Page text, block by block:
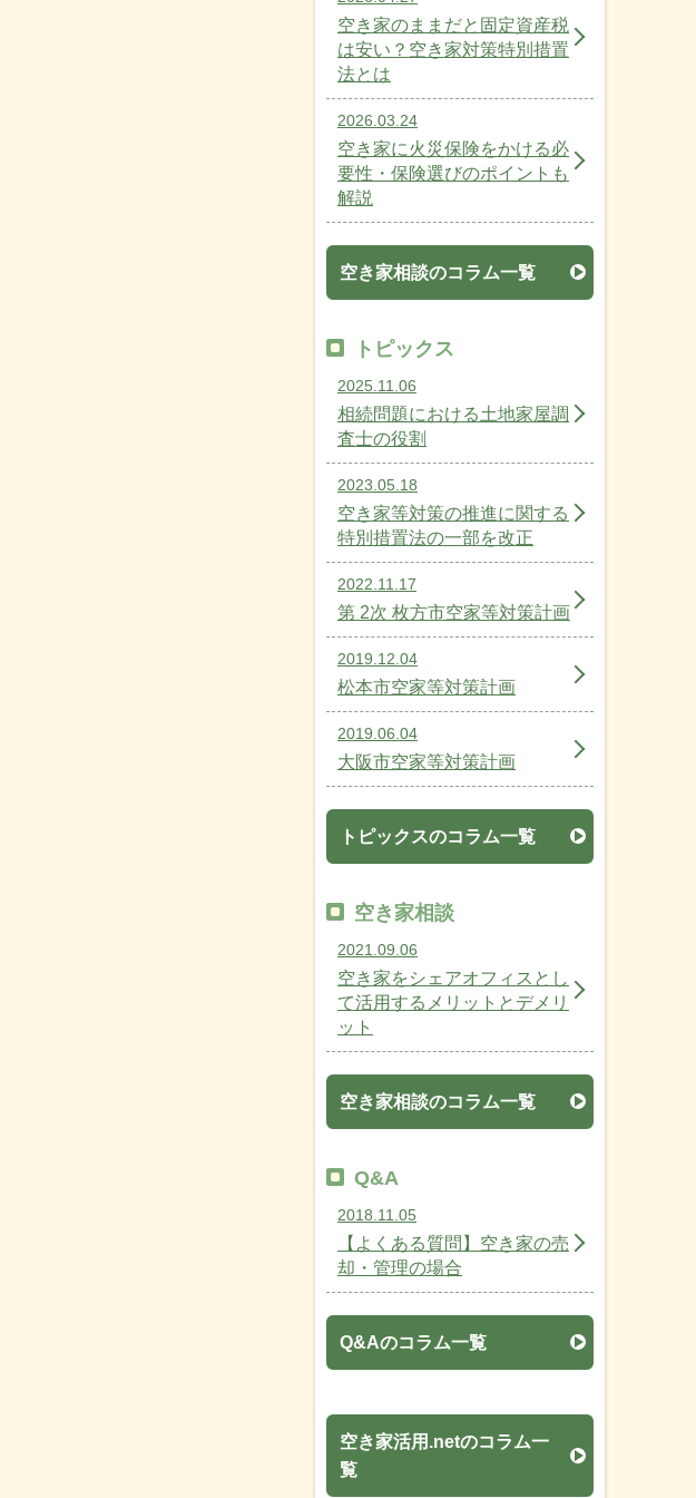
空き家のままだと固定資産税
は安い？空き家対策特別措置
法とは
2026.03.24
空き家に火災保険をかける必
要性・保険選びのポイントも
解説
空き家相談のコラム一覧
トピックス
2025.11.06
相続問題における土地家屋調
査士の役割
2023.05.18
空き家等対策の推進に関する
特別措置法の一部を改正
2022.11.17
第 2次 枚方市空家等対策計画
2019.12.04
松本市空家等対策計画
2019.06.04
大阪市空家等対策計画
トピックスのコラム一覧
空き家相談
2021.09.06
空き家をシェアオフィスとし
て活用するメリットとデメリ
ット
空き家相談のコラム一覧
Q&A
2018.11.05
【よくある質問】空き家の売
却・管理の場合
Q&Aのコラム一覧
空き家活用.netのコラム一
覧